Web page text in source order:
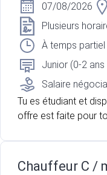
07/08/2026
Plusieurs
À temps partiel
Junior (0-2
Salaire
Tu es étudiant et
offre est faite pour
Chauffeur C /